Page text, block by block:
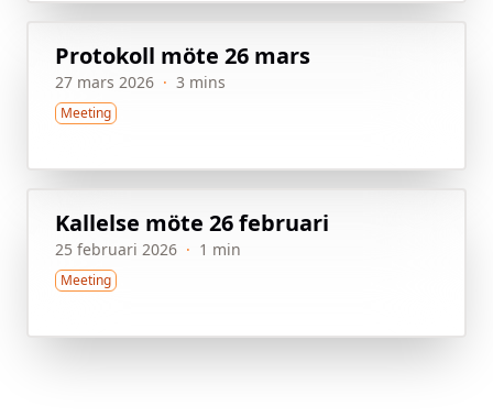
Protokoll möte 26 mars
27 mars 2026 · 3 mins
Meeting
Kallelse möte 26 februari
25 februari 2026 · 1 min
Meeting